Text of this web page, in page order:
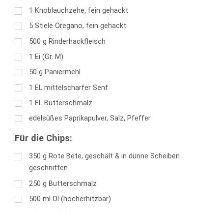
1 Knoblauchzehe, fein gehackt
5 Stiele Oregano, fein gehackt
500 g Rinderhackfleisch
1 Ei (Gr. M)
50 g Paniermehl
1 EL mittelscharfer Senf
1 EL Butterschmalz
edelsüßes Paprikapulver, Salz, Pfeffer
Für die Chips:
350 g Rote Bete, geschält & in dünne Scheiben
geschnitten
250 g Butterschmalz
500 ml Öl (hocherhitzbar)